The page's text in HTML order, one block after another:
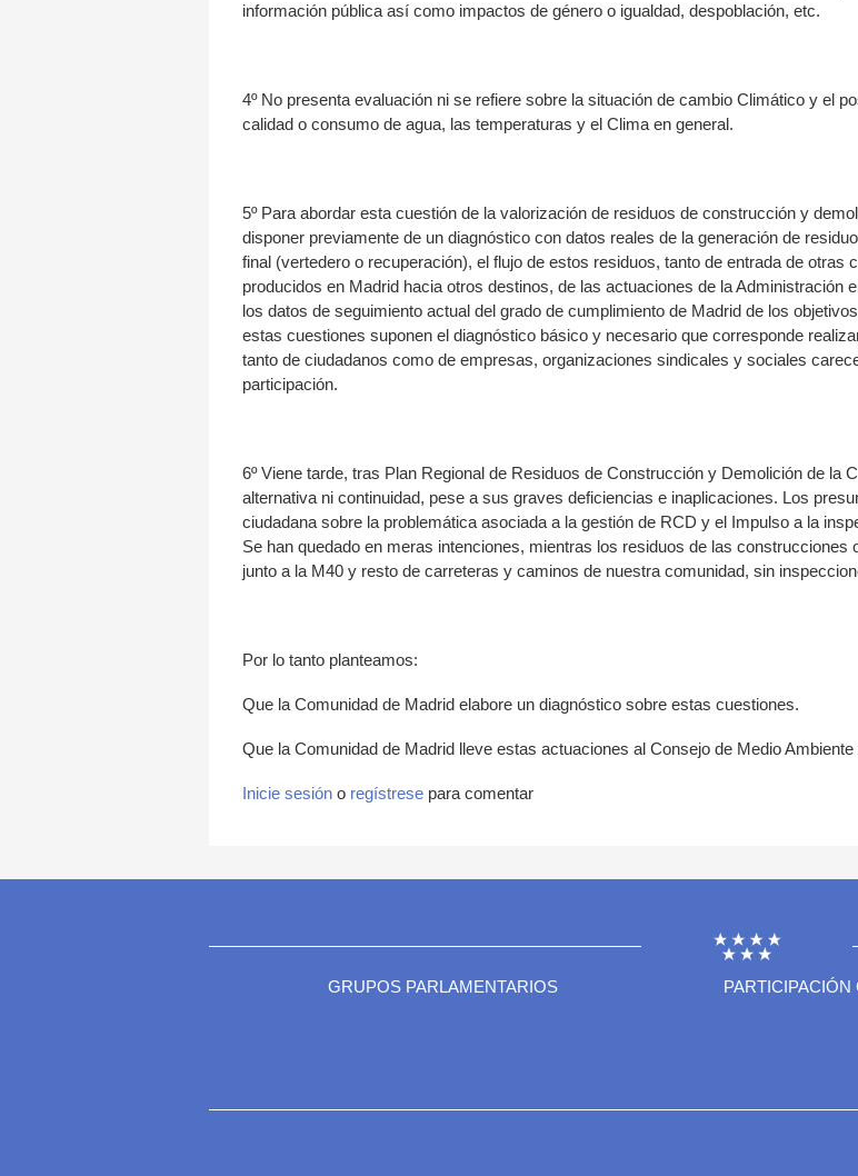
información pública así como impactos de género o igualdad, despoblación, etc.
4º No presenta evaluación ni se refiere sobre la situación de cambio Climático y el
calidad o consumo de agua, las temperaturas y el Clima en general.
5º Para abordar esta cuestión de la valorización de residuos de construcción y
disponer previamente de un diagnóstico con datos reales de la generación de
final (vertedero o recuperación), el flujo de estos residuos, tanto de entrada de otras
producidos en Madrid hacia otros destinos, de las actuaciones de la Administración
los datos de seguimiento actual del grado de cumplimiento de Madrid de los
estas cuestiones suponen el diagnóstico básico y necesario que corresponde
tanto de ciudadanos como de empresas, organizaciones sindicales y sociales
participación.
6º Viene tarde, tras Plan Regional de Residuos de Construcción y Demolición de la
alternativa ni continuidad, pese a sus graves deficiencias e inaplicaciones. Los
ciudadana sobre la problemática asociada a la gestión de RCD y el Impulso a la
Se han quedado en meras intenciones, mientras los residuos de las
junto a la M40 y resto de carreteras y caminos de nuestra comunidad, sin
Por lo tanto planteamos:
Que la Comunidad de Madrid elabore un diagnóstico sobre estas cuestiones.
Que la Comunidad de Madrid lleve estas actuaciones al Consejo de Medio Ambiente
Inicie sesión o regístrese para comentar
GRUPOS PARLAMENTARIOS